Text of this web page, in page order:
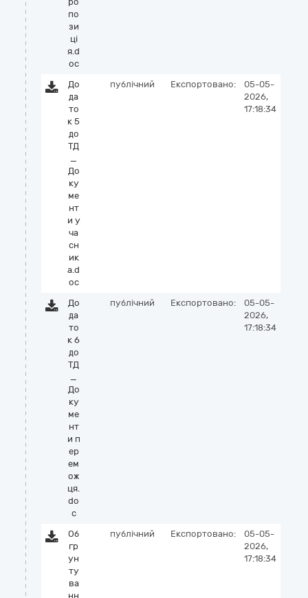
по
зи
ці
я.d
oc
До
да
то
к 5
до
ТД
_
До
ку
ме
нт
и у
ча
сн
ик
а.d
oc
публічний Експортовано:
05-05-
2026,
17:18:34
До
да
то
к 6
до
ТД
_
До
ку
ме
нт
и п
ер
ем
ож
ця.
do
c
публічний Експортовано:
05-05-
2026,
17:18:34
Об
гр
ун
ту
ва
нн
публічний Експортовано:
05-05-
2026,
17:18:34